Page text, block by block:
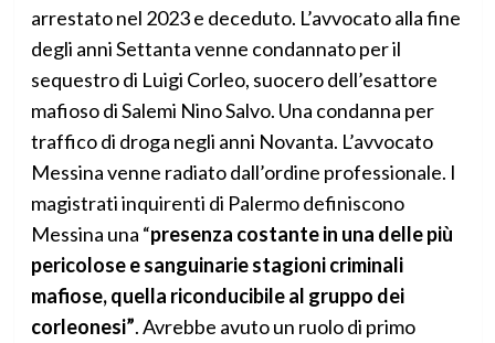
arrestato nel 2023 e deceduto. L’avvocato alla fine
degli anni Settanta venne condannato per il
sequestro di Luigi Corleo, suocero dell’esattore
mafioso di Salemi Nino Salvo. Una condanna per
traffico di droga negli anni Novanta. L’avvocato
Messina venne radiato dall’ordine professionale. I
magistrati inquirenti di Palermo definiscono
Messina una “presenza costante in una delle più
pericolose e sanguinarie stagioni criminali
mafiose, quella riconducibile al gruppo dei
corleonesi”. Avrebbe avuto un ruolo di primo